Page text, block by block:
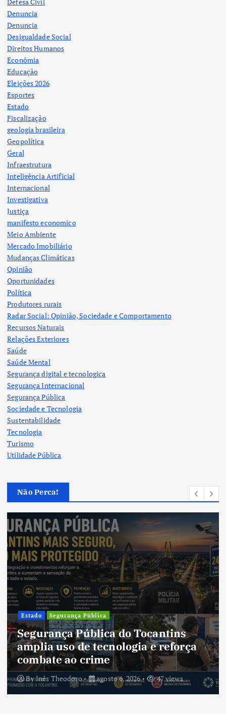
Defesa Civil
Denuncia
Denuncia
Desigualdade Social
Direitos Humanos
Econômia
Educação
Eleições 2026
Esportes
Estado
Fiscalização
geologia brasileira
Geopolítica
Geral
Infraestrutura
Inteligência Artificial
Internacional
Investigativa
Justiça
manifesto economico
Meio Ambiente
Mercado Imobiliário
Mudanças Climáticas
Opinião
Oportunidades
Política
Produtores rurais
Radar Social: Opinião, Sociedade e Comportamento
Recursos Naturais
Relações Exteriores
Saúde
Saúde Mental
Segurança digital e tecnologica
Segurança Internacional
Segurança Pública
Sociedade e Tecnologia
Sustentabilidade
Tecnologia
Turismo
Utilidade Pública
Não Perca!
Cultura
Cultura do Tocantins preserva
tradições e fortalece identidade de
um estado em constante
transformação
ByInês Theodoro agosto 5, 2026 45 views